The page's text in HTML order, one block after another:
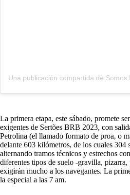
La primera etapa, este sábado, promete
exigentes de Sertões BRB 2023, con
Petrolina (el llamado formato de proa, o
delante 603 kilómetros, de los cuales 304
alternando tramos técnicos y estrechos
diferentes tipos de suelo -gravilla, pizarra,
exigirán mucho a los navegantes. La
la especial a las 7 am.